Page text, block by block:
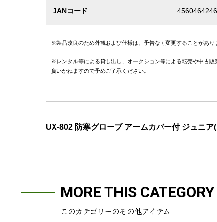
JANコード
※製品改良のため外観および仕様は、予告なく変更することがあり
※レンタル等による貸し出し、オークション等による転売や中古
負いかねますので予めご了承ください。
UX-802 防寒グローブ アームカバー付 ジュニア
MORE THIS
このカテゴリーのその他アイテム